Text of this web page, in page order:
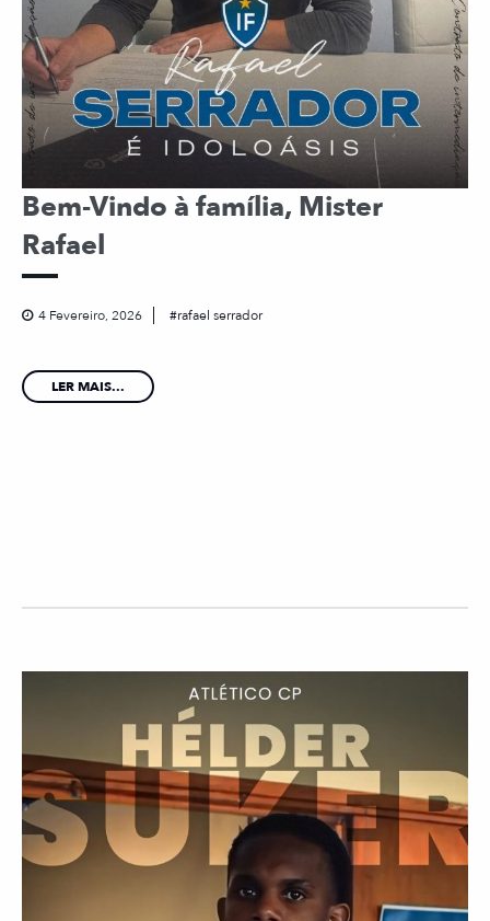
Bem-Vindo à família, Mister
Rafael
4 Fevereiro, 2026 rafael serrador
LER MAIS...